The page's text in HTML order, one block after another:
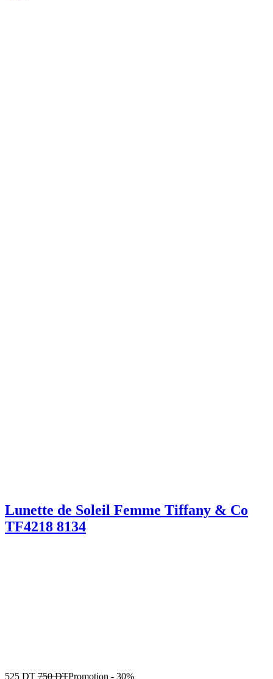
Lunette de Soleil Femme Tiffany & Co
TF4218 8134
525 DT 750DTPromotion - 30%